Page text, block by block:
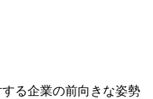
る企業の前向きな姿勢